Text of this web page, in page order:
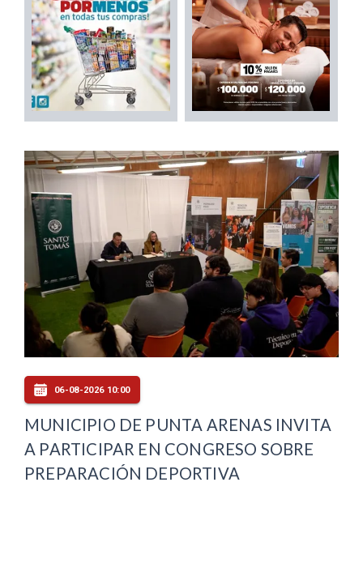
06-08-2026 10:00
MUNICIPIO DE PUNTA ARENAS INVITA
A PARTICIPAR EN CONGRESO SOBRE
PREPARACIÓN DEPORTIVA